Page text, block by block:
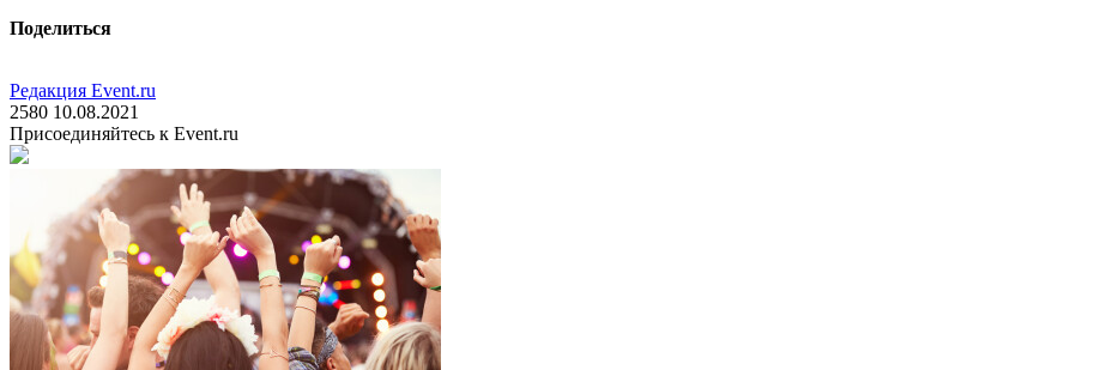
Поделиться
Редакция Event.ru
2580 10.08.2021
Присоединяйтесь к Event.ru